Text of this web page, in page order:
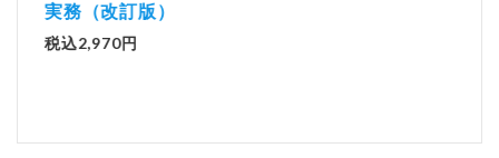
実務（改訂版）
税込2,970円